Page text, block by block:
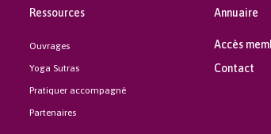
Ressources
Ouvrages
Yoga Sutras
Pratiquer accompagné
Partenaires
Annuaire
Accès
Contact